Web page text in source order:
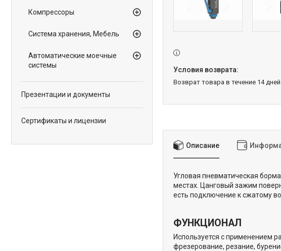
возврат товара в течение 14 дней
Описание
Угловая пневматическая
местах. Цанговый зажим
есть подключение к сжатому
ФУНКЦИОНАЛ
Используется с применением
фрезерование, резание,
Компрессоры
Система хранения, Мебель
Автоматические моечные
системы
Презентации и документы
Сертификаты и лицензии